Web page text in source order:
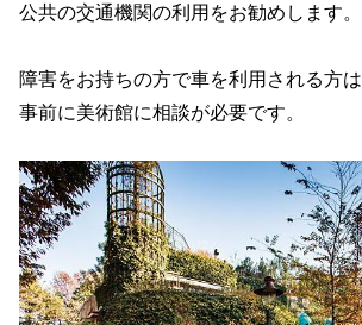
公共の交通機関の利用をお勧めします。
障害をお持ちの方で車を利用される方は
事前に美術館に相談が必要です。